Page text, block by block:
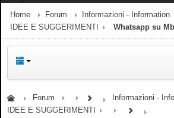
Home Forum
Informazioni - Information
IDEE E SUGGERIMENTI
Whatsapp su
Forum
Informazioni -
IDEE E SUGGERIMENTI